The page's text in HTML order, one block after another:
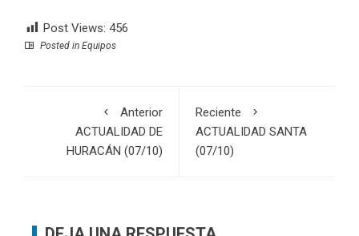
Post Views: 456
Posted in Equipos
Anterior
ACTUALIDAD DE
HURACÁN (07/10)
Reciente
ACTUALIDAD SANTA
(07/10)